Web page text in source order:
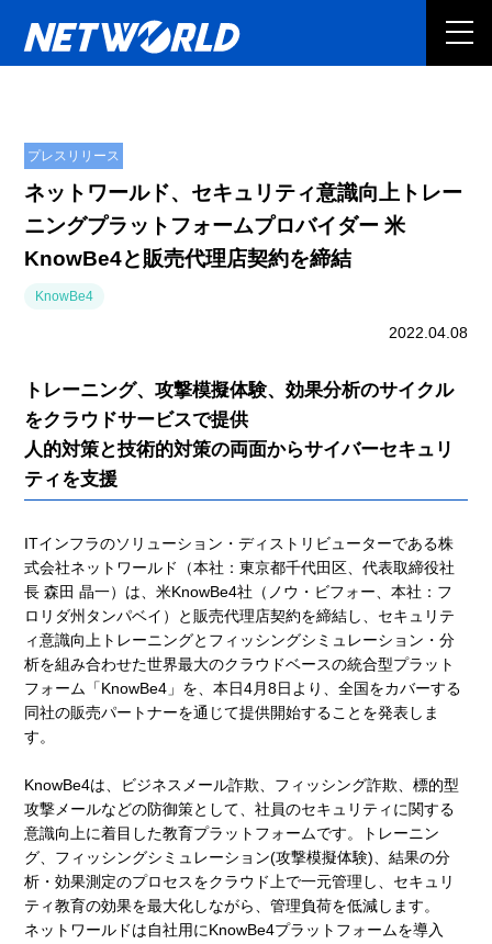
プレスリリース
ネットワールド、セキュリティ意識向上トレー
ニングプラットフォームプロバイダー 米
KnowBe4と販売代理店契約を締結
KnowBe4
2022.04.08
トレーニング、攻撃模擬体験、効果分析のサイクル
をクラウドサービスで提供
人的対策と技術的対策の両面からサイバーセキュリ
ティを支援
ITインフラのソリューション・ディストリビューターである株
式会社ネットワールド（本社：東京都千代田区、代表取締役社
長 森田 晶一）は、米KnowBe4社（ノウ・ビフォー、本社：フ
ロリダ州タンパベイ）と販売代理店契約を締結し、セキュリテ
ィ意識向上トレーニングとフィッシングシミュレーション・分
析を組み合わせた世界最大のクラウドベースの統合型プラット
フォーム「KnowBe4」を、本日4月8日より、全国をカバーする
同社の販売パートナーを通じて提供開始することを発表しま
す。
KnowBe4は、ビジネスメール詐欺、フィッシング詐欺、標的型
攻撃メールなどの防御策として、社員のセキュリティに関する
意識向上に着目した教育プラットフォームです。トレーニン
グ、フィッシングシミュレーション(攻撃模擬体験)、結果の分
析・効果測定のプロセスをクラウド上で一元管理し、セキュリ
ティ教育の効果を最大化しながら、管理負荷を低減します。
ネットワールドは自社用にKnowBe4プラットフォームを導入